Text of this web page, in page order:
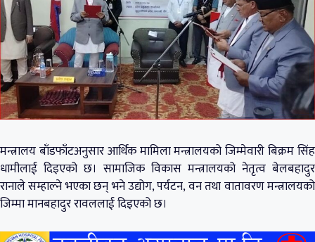
मन्त्रालय बाँडफाँटअनुसार आर्थिक मामिला मन्त्रालयको जिम्मेवारी बिक्रम सिंह
धामीलाई दिइएको छ। सामाजिक विकास मन्त्रालयको नेतृत्व बेलबहादुर
रानाले सम्हाल्ने भएका छन् भने उद्योग, पर्यटन, वन तथा वातावरण मन्त्रालयको
जिम्मा मानबहादुर रावललाई दिइएको छ।